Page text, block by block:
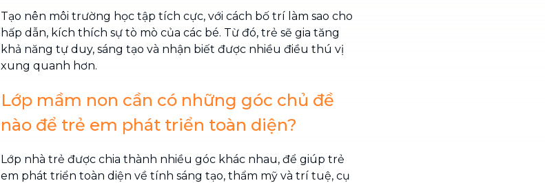
Tạo nên môi trường học tập tích cực, với cách bố trí làm sao cho
hấp dẫn, kích thích sự tò mò của các bé. Từ đó, trẻ sẽ gia tăng
khả năng tự duy, sáng tạo và nhận biết được nhiều điều thú vị
xung quanh hơn.
Lớp mầm non cần có những góc chủ đề
nào để trẻ em phát triển toàn diện?
Lớp nhà trẻ được chia thành nhiều góc khác nhau, để giúp trẻ
em phát triển toàn diện về tính sáng tạo, thẩm mỹ và trí tuệ, cụ